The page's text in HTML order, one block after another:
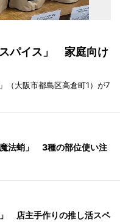
パイス」 家庭向け
（大阪市都島区高倉町1）が7
法蛸」 3種の部位使い注
店主手作りの推し活スペ